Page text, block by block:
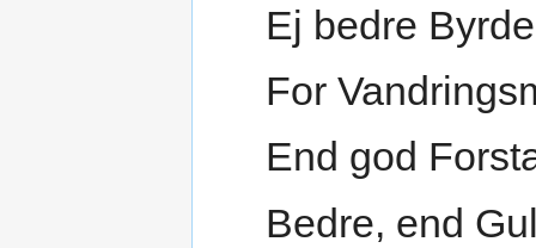
Ej bedre Byrde
For
End god
Bedre, end